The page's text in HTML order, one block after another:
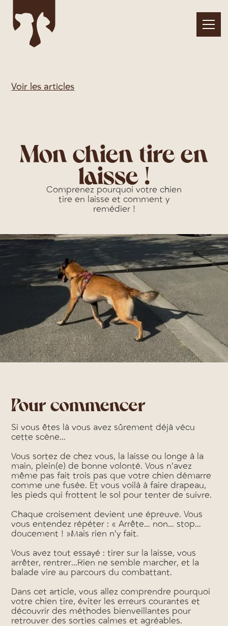
Voir les articles
Mon chien tire en
laisse !
Comprenez pourquoi votre chien
tire en laisse et comment y
remédier !
Pour commencer
Si vous êtes là vous avez sûrement déjà vécu
cette scène…
Vous sortez de chez vous, la laisse ou longe à la
main, plein(e) de bonne volonté. Vous n’avez
même pas fait trois pas que votre chien démarre
comme une fusée. Et vous voilà à faire drapeau,
les pieds qui frottent le sol pour tenter de suivre.
Chaque croisement devient une épreuve. Vous
vous entendez répéter : « Arrête… non… stop…
doucement ! »Mais rien n’y fait.
Vous avez tout essayé : tirer sur la laisse, vous
arrêter, rentrer…Rien ne semble marcher, et la
balade vire au parcours du combattant.
Dans cet article, vous allez comprendre pourquoi
votre chien tire, éviter les erreurs courantes et
découvrir des méthodes bienveillantes pour
retrouver des sorties calmes et agréables.